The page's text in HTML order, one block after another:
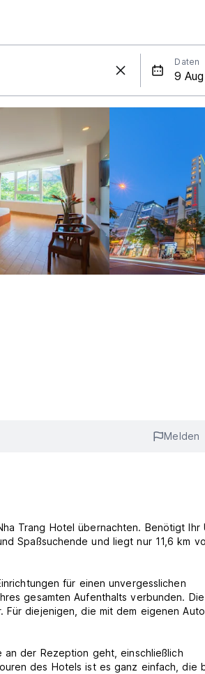
Daten
Melden
Trang Hotel übernachten. Benötigt Ihr
Spaßsuchende und liegt nur 11,6 km
für einen unvergesslichen
gesamten Aufenthalts verbunden. Die
Für diejenigen, die mit dem eigenen Auto
der Rezeption geht, einschließlich
des Hotels ist es ganz einfach, die